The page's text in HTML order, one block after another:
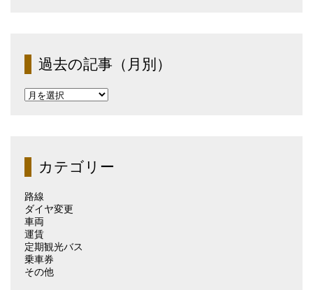
過去の記事（月別）
過
（月
別）カテゴリー
路線
ダイヤ変更
車両
運賃
定期観光バス
乗車券
その他